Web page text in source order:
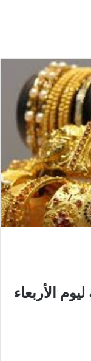
الأربعاء